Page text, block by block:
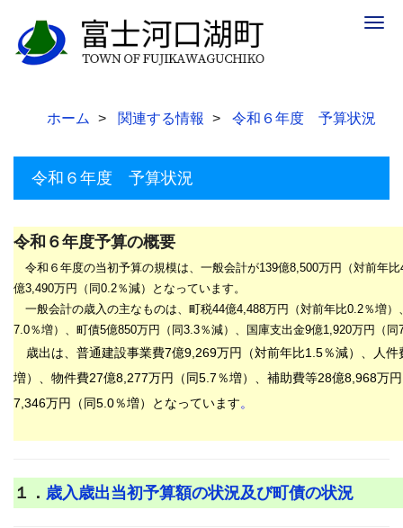
ホーム 関連する情報 令和６年度 予算状況
令和６年度 予算状況
令和６年度予算の概要
令和６年度の当初予算の規模は、一般会計が139億8,500万円（対前年比
億3,490万円 （同0.2％減）となっています。
一般会計の歳入の主なものは、町税44億4,488万円（対前年比0.2％増）
7.0％増）、町債5億850万円（同3.3％減）、国庫支出金9億1,920万円（同
歳出は、普通建設事業費7億9,269万円（対前年比1 .5％減）、人件
増）、物件費27億8 ,277万円（同5 .7％増）、補助費等28億8,968万
7 ,346万円（同5 .0％増）となっています。
１． 歳入歳出当初予算額の状況及び町債の状況